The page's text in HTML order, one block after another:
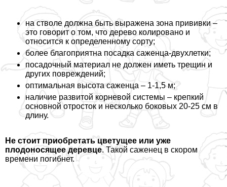
на стволе должна быть выражена зона прививки –
это говорит о том, что дерево колировано и
относится к определенному сорту;
более благоприятна посадка саженца-двухлетки;
посадочный материал не должен иметь трещин и
других повреждений;
оптимальная высота саженца – 1-1,5 м;
наличие развитой корневой системы – крепкий
основной отросток и несколько боковых 20-25 см в
длину.
Не стоит приобретать цветущее или уже
плодоносящее деревце. Такой саженец в скором
времени погибнет.